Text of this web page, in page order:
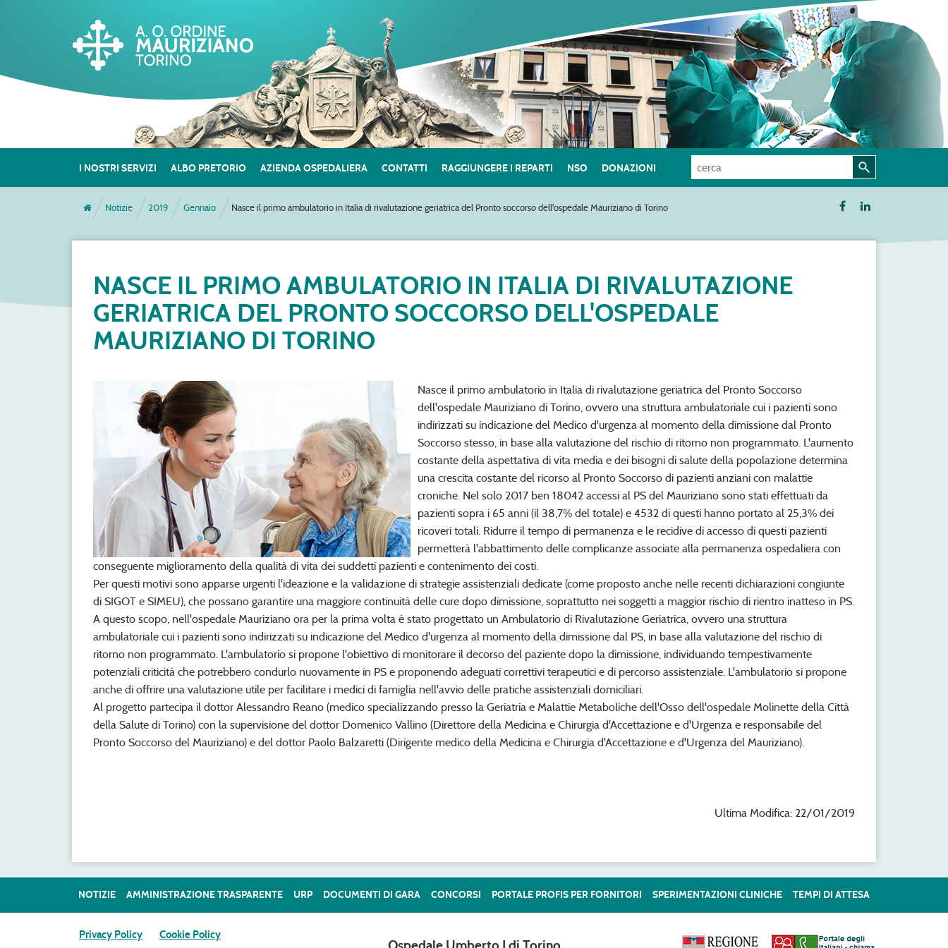
I NOSTRI SERVIZI ALBO PRETORIO AZIENDA OSPEDALIERA CONTATTI RAGGIUNGERE I REPARTI NSO DONAZIONI
Notizie 2019 Gennaio Nasce il primo ambulatorio in Italia di rivalutazione geriatrica del Pronto soccorso dell'ospedale Mauriziano di Torino
NASCE IL PRIMO AMBULATORIO IN ITALIA DI RIVALUTAZIONE
GERIATRICA DEL PRONTO SOCCORSO DELL'OSPEDALE
MAURIZIANO DI TORINO
Nasce il primo ambulatorio in Italia di rivalutazione geriatrica del Pronto Soccorso
dell'ospedale Mauriziano di Torino, ovvero una struttura ambulatoriale cui i pazienti sono
indirizzati su indicazione del Medico d'urgenza al momento della dimissione dal Pronto
Soccorso stesso, in base alla valutazione del rischio di ritorno non programmato. L'aumento
costante della aspettativa di vita media e dei bisogni di salute della popolazione determina
una crescita costante del ricorso al Pronto Soccorso di pazienti anziani con malattie
croniche. Nel solo 2017 ben 18042 accessi al PS del Mauriziano sono stati effettuati da
pazienti sopra i 65 anni (il 38,7% del totale) e 4532 di questi hanno portato al 25,3% dei
ricoveri totali. Ridurre il tempo di permanenza e le recidive di accesso di questi pazienti
permetterà l'abbattimento delle complicanze associate alla permanenza ospedaliera con
conseguente miglioramento della qualità di vita dei suddetti pazienti e contenimento dei costi.
Per questi motivi sono apparse urgenti l'ideazione e la validazione di strategie assistenziali dedicate (come proposto anche nelle recenti dichiarazioni congiunte
di SIGOT e SIMEU), che possano garantire una maggiore continuità delle cure dopo dimissione, soprattutto nei soggetti a maggior rischio di rientro inatteso in PS.
A questo scopo, nell'ospedale Mauriziano ora per la prima volta è stato progettato un Ambulatorio di Rivalutazione Geriatrica, ovvero una struttura
ambulatoriale cui i pazienti sono indirizzati su indicazione del Medico d'urgenza al momento della dimissione dal PS, in base alla valutazione del rischio di
ritorno non programmato. L'ambulatorio si propone l'obiettivo di monitorare il decorso del paziente dopo la dimissione, individuando tempestivamente
potenziali criticità che potrebbero condurlo nuovamente in PS e proponendo adeguati correttivi terapeutici e di percorso assistenziale. L'ambulatorio si propone
anche di offrire una valutazione utile per facilitare i medici di famiglia nell'avvio delle pratiche assistenziali domiciliari.
Al progetto partecipa il dottor Alessandro Reano (medico specializzando presso la Geriatria e Malattie Metaboliche dell'Osso dell'ospedale Molinette della Città
della Salute di Torino) con la supervisione del dottor Domenico Vallino (Direttore della Medicina e Chirurgia d'Accettazione e d'Urgenza e responsabile del
Pronto Soccorso del Mauriziano) e del dottor Paolo Balzaretti (Dirigente medico della Medicina e Chirurgia d'Accettazione e d'Urgenza del Mauriziano).
Ultima Modifica: 22/01/2019
NOTIZIE AMMINISTRAZIONE TRASPARENTE URP DOCUMENTI DI GARA CONCORSI PORTALE PROFIS PER FORNITORI SPERIMENTAZIONI CLINICHE TEMPI DI ATTESA
Privacy Policy Cookie Policy